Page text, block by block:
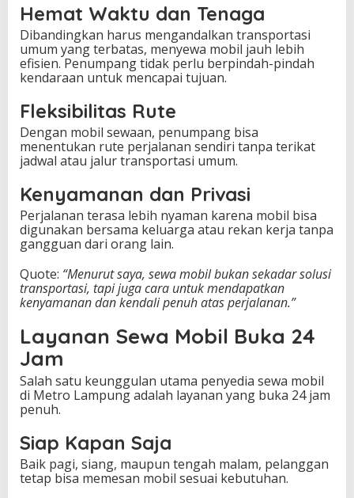
Hemat Waktu dan Tenaga
Dibandingkan harus mengandalkan transportasi
umum yang terbatas, menyewa mobil jauh lebih
efisien. Penumpang tidak perlu berpindah-pindah
kendaraan untuk mencapai tujuan.
Fleksibilitas Rute
Dengan mobil sewaan, penumpang bisa
menentukan rute perjalanan sendiri tanpa terikat
jadwal atau jalur transportasi umum.
Kenyamanan dan Privasi
Perjalanan terasa lebih nyaman karena mobil bisa
digunakan bersama keluarga atau rekan kerja tanpa
gangguan dari orang lain.
Quote: “Menurut saya, sewa mobil bukan sekadar solusi
transportasi, tapi juga cara untuk mendapatkan
kenyamanan dan kendali penuh atas perjalanan.”
Layanan Sewa Mobil Buka 24
Jam
Salah satu keunggulan utama penyedia sewa mobil
di Metro Lampung adalah layanan yang buka 24 jam
penuh.
Siap Kapan Saja
Baik pagi, siang, maupun tengah malam, pelanggan
tetap bisa memesan mobil sesuai kebutuhan.